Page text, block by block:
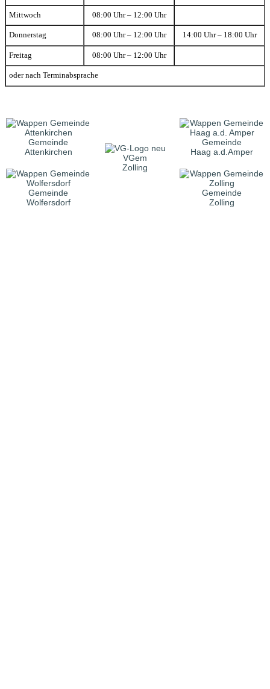
Mittwoch 08:00 Uhr – 12:00 Uhr
Donnerstag 08:00 Uhr – 12:00 Uhr 14:00 Uhr – 18:00 Uhr
Freitag 08:00 Uhr – 12:00 Uhr
oder nach Terminabsprache
Gemeinde
Attenkirchen
VGem
Zolling
Gemeinde
Haag a.d.Amper
Gemeinde
Wolfersdorf
Gemeinde
Zolling